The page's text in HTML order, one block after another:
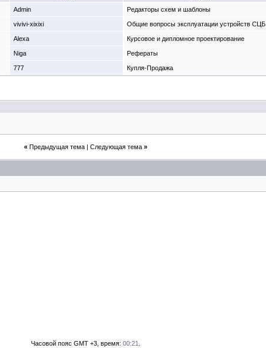
Admin Редакторы схем и шаблоны
vivivi-xixixi Общие вопросы эксплуатации устройств СЦБ
Alexa Курсовое и дипломное проектирование
Niga Рефераты
777 Купля-Продажа
« Предыдущая тема| Следующая тема »
Часовой пояс GMT +3, время: 00:21